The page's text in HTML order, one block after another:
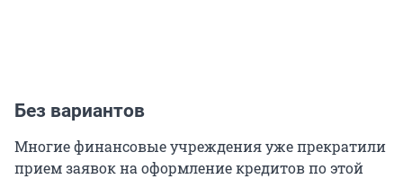
Без вариантов
Многие финансовые учреждения уже прекратили
прием заявок на оформление кредитов по этой